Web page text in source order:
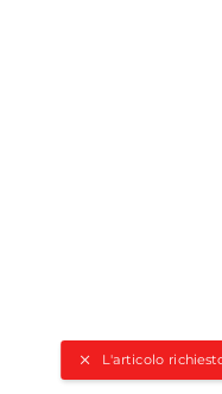
L'articolo